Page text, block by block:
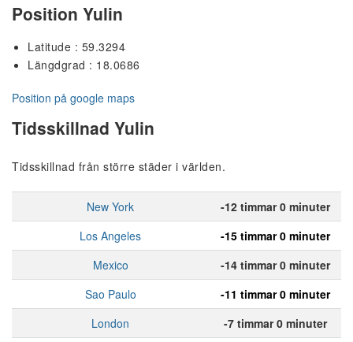
Position Yulin
Latitude : 59.3294
Längdgrad : 18.0686
Position på google maps
Tidsskillnad Yulin
Tidsskillnad från större städer i världen.
New York
-12 timmar 0 minuter
Los Angeles
-15 timmar 0 minuter
Mexico
-14 timmar 0 minuter
Sao Paulo
-11 timmar 0 minuter
London
-7 timmar 0 minuter